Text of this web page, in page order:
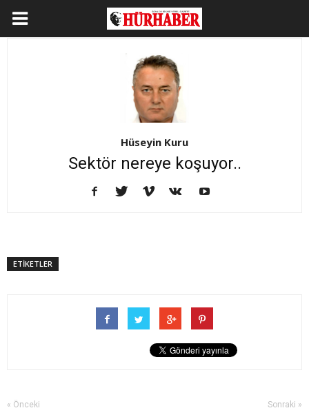
Hüseyin Kuru
Sektör nereye koşuyor..
ETİKETLER
« Önceki Sonraki »